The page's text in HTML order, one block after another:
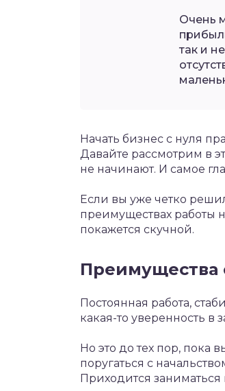
Очень
так и
Начать бизнес с нуля
Давайте рассмотрим в
не начинают. И самое
Если вы уже четко
преимуществах работы
покажется скучной.
Преимущества
Постоянная работа,
какая-то уверенность в
Но это до тех пор, пока
поругаться с
Приходится